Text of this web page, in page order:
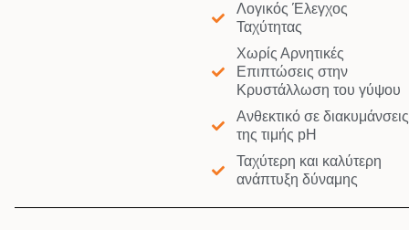
Λογικός Έλεγχος
Ταχύτητας
Χωρίς Αρνητικές
Επιπτώσεις στην
Κρυστάλλωση του γύψου
Ανθεκτικό σε διακυμάνσεις
της τιμής pH
Ταχύτερη και καλύτερη
ανάπτυξη δύναμης